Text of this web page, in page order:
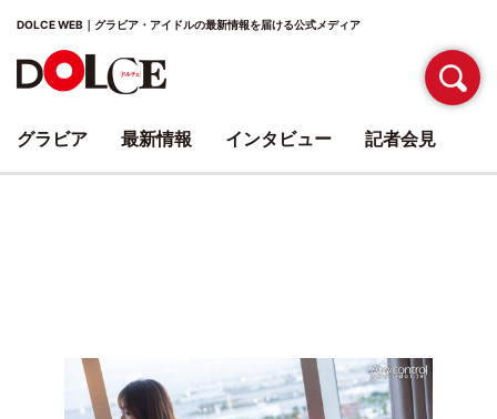
DOLCE WEB｜グラビア・アイドルの最新情報を届ける公式メディア
グラビア 最新情報 インタビュー 記者会見